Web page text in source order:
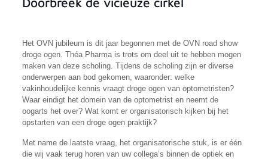
Het OVN jubileum is dit jaar begonnen met de OVN road show
droge ogen. Théa Pharma is trots om deel uit te hebben mogen
maken van deze scholing. Tijdens de scholing zijn er diverse
onderwerpen aan bod gekomen, waaronder: welke
vakinhoudelijke kennis vraagt droge ogen van optometristen?
Waar eindigt het domein van de optometrist en neemt de
oogarts het over? Wat komt er organisatorisch kijken bij het
opstarten van een droge ogen praktijk?
Met name de laatste vraag, het organisatorische stuk, is er één
die wij vaak terug horen van uw collega’s binnen de optiek en